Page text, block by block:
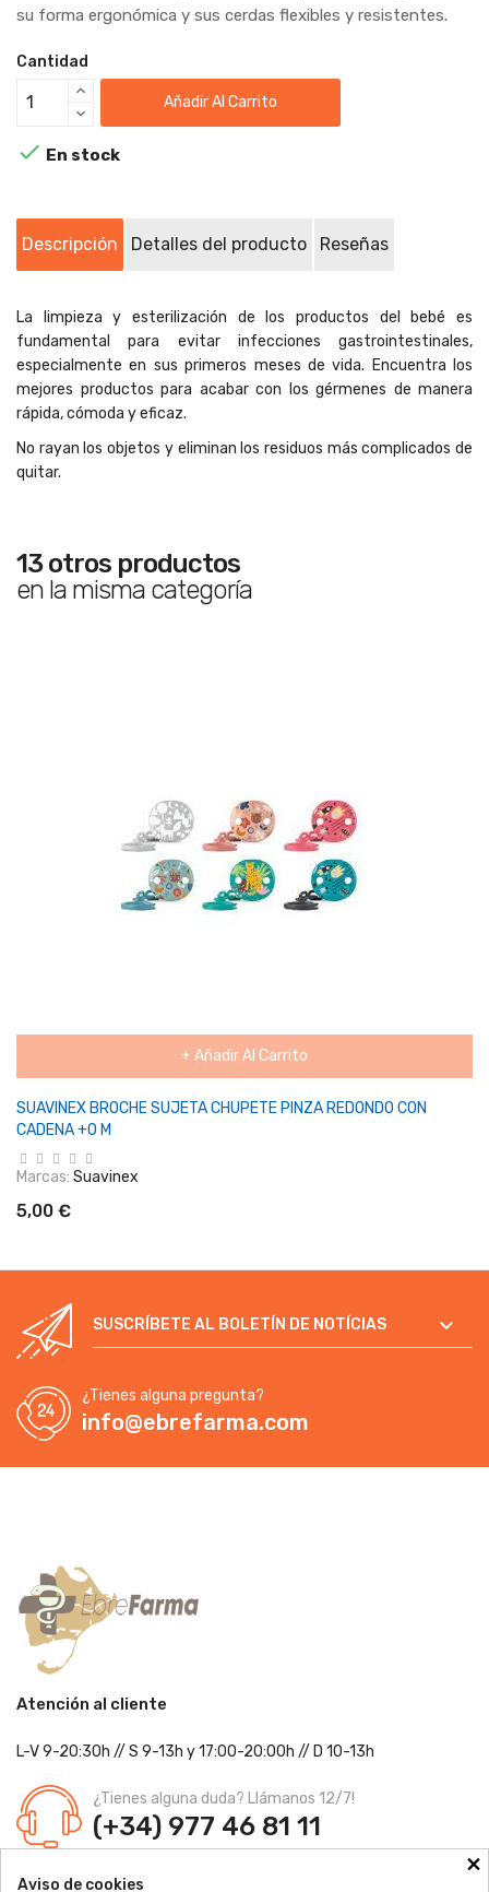
su forma ergonómica y sus cerdas flexibles y resistentes.
Cantidad
Añadir Al Carrito
 En stock
Descripción Detalles del producto Reseñas
La limpieza y esterilización de los productos del bebé es
fundamental para evitar infecciones gastrointestinales,
especialmente en sus primeros meses de vida. Encuentra los
mejores productos para acabar con los gérmenes de manera
rápida, cómoda y eficaz.
No rayan los objetos y eliminan los residuos más complicados de
quitar.
13 otros productos
en la misma categoría
+ Añadir Al Carrito
SUAVINEX BROCHE SUJETA CHUPETE PINZA REDONDO CON
CADENA +0 M
Marcas: Suavinex
5,00 €
SUSCRÍBETE AL BOLETÍN DE NOTÍCIAS 
¿Tienes alguna pregunta?
info@ebrefarma.com
Atención al cliente
L-V 9-20:30h // S 9-13h y 17:00-20:00h // D 10-13h
¿Tienes alguna duda? Llámanos 12/7!
(+34) 977 46 81 11
Farmacia Jordi Blanch
×
Aviso de cookies